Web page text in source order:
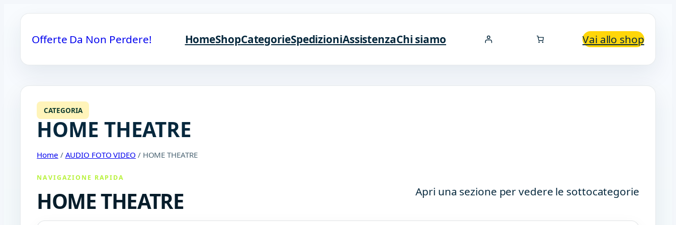
Offerte Da Non Perdere! HomeShopCategorieSpedizioniAssistenzaChi siamo Vai allo shop
CATEGORIA
HOME THEATRE
Home / AUDIO FOTO VIDEO / HOME THEATRE
NAVIGAZIONE RAPIDA
HOME THEATRE Apri una sezione per vedere le sottocategorie